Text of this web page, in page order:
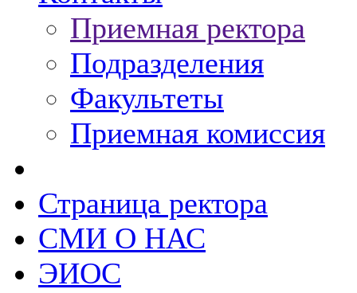
Приемная ректора
Подразделения
Факультеты
Приемная комиссия
Страница ректора
СМИ О НАС
ЭИОС